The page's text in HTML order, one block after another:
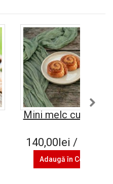
Mini melc cu nuca
140,00lei / 1 kg
Adaugă în Coş